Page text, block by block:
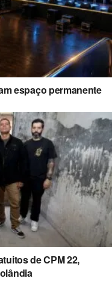
espaço permanente
de CPM 22,